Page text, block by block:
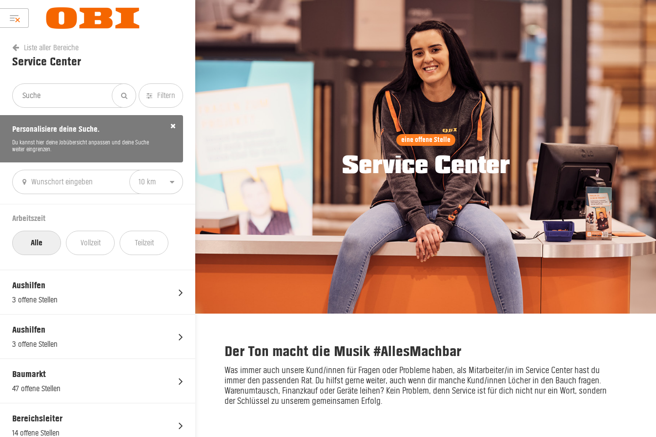
Liste aller Bereiche
Service Center
Filtern
Personalisiere deine Suche.
Du kannst hier deine Jobübersicht anpassen und deine Suche
weiter eingrenzen.
10 km
Arbeitszeit
Alle Vollzeit Teilzeit
Aushilfen
3 offene Stellen
Aushilfen
3 offene Stellen
Baumarkt
47 offene Stellen
Bereichsleiter
14 offene Stellen
eine offene Stelle
Service Center
Der Ton macht die Musik #AllesMachbar
Was immer auch unsere Kund/innen für Fragen oder Probleme haben, als Mitarbeiter/in im Service Center hast du
immer den passenden Rat. Du hilfst gerne weiter, auch wenn dir manche Kund/innen Löcher in den Bauch fragen.
Warenumtausch, Finanzkauf oder Geräte leihen? Kein Problem, denn Service ist für dich nicht nur ein Wort, sondern
der Schlüssel zu unserem gemeinsamen Erfolg.